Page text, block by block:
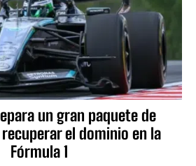
un gran paquete de
el dominio en la
Fórmula 1